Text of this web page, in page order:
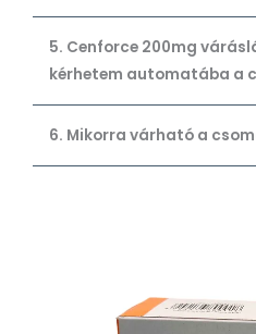
5. Cenforce 200mg
kérhetem automatába a
6. Mikorra várható a